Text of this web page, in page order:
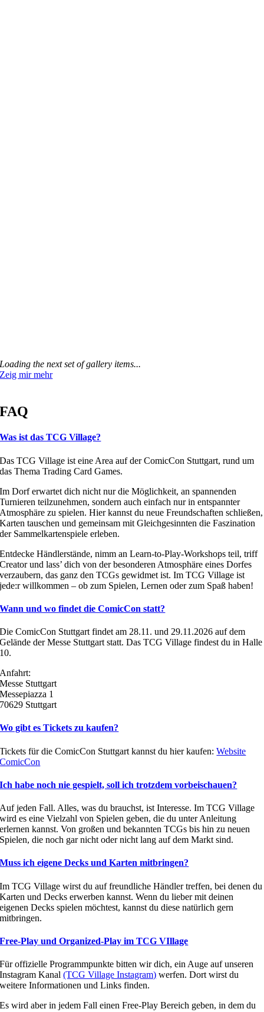
Loading the next set of gallery items...
Zeig mir mehr
FAQ
Was ist das TCG Village?
Das TCG Village ist eine Area auf der ComicCon Stuttgart, rund um
das Thema Trading Card Games.
Im Dorf erwartet dich nicht nur die Möglichkeit, an spannenden
Turnieren teilzunehmen, sondern auch einfach nur in entspannter
Atmosphäre zu spielen. Hier kannst du neue Freundschaften schließen,
Karten tauschen und gemeinsam mit Gleichgesinnten die Faszination
der Sammelkartenspiele erleben.
Entdecke Händlerstände, nimm an Learn-to-Play-Workshops teil, triff
Creator und lass’ dich von der besonderen Atmosphäre eines Dorfes
verzaubern, das ganz den TCGs gewidmet ist. Im TCG Village ist
jede:r willkommen – ob zum Spielen, Lernen oder zum Spaß haben!
Wann und wo findet die ComicCon statt?
Die ComicCon Stuttgart findet am 28.11. und 29.11.2026 auf dem
Gelände der Messe Stuttgart statt. Das TCG Village findest du in Halle
10.
Anfahrt:
Messe Stuttgart
Messepiazza 1
70629 Stuttgart
Wo gibt es Tickets zu kaufen?
Tickets für die ComicCon Stuttgart kannst du hier kaufen:Website
ComicCon
Ich habe noch nie gespielt, soll ich trotzdem vorbeischauen?
Auf jeden Fall. Alles, was du brauchst, ist Interesse. Im TCG Village
wird es eine Vielzahl von Spielen geben, die du unter Anleitung
erlernen kannst. Von großen und bekannten TCGs bis hin zu neuen
Spielen, die noch gar nicht oder nicht lang auf dem Markt sind.
Muss ich eigene Decks und Karten mitbringen?
Im TCG Village wirst du auf freundliche Händler treffen, bei denen du
Karten und Decks erwerben kannst. Wenn du lieber mit deinen
eigenen Decks spielen möchtest, kannst du diese natürlich gern
mitbringen.
Free-Play und Organized-Play im TCG VIllage
Für offizielle Programmpunkte bitten wir dich, ein Auge auf unseren
Instagram Kanal(TCG Village Instagram) werfen. Dort wirst du
weitere Informationen und Links finden.
Es wird aber in jedem Fall einen Free-Play Bereich geben, in dem du